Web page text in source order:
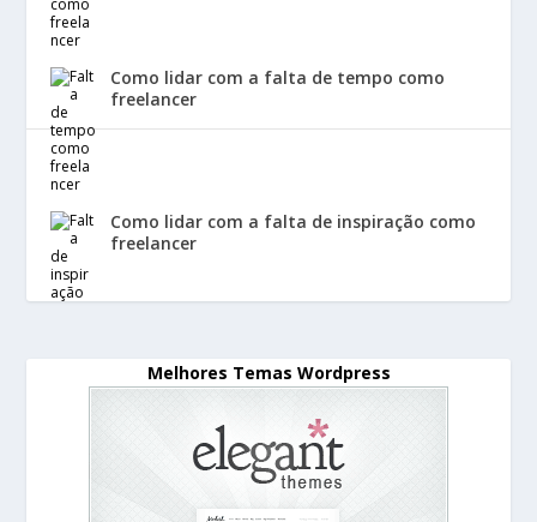
Como lidar com a falta de tempo como
freelancer
Como lidar com a falta de inspiração como
freelancer
Melhores Temas Wordpress